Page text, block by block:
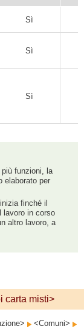
Sì
Sì
Sì
funzioni, la
elaborato per
finché il
lavoro in corso
altro lavoro, a
carta misti>
<Comuni>